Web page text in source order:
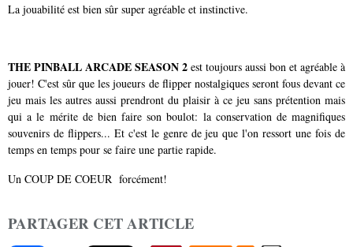
La jouabilité est bien sûr super agréable et instinctive.
THE PINBALL ARCADE SEASON 2 est toujours aussi bon et agréable à
jouer! C'est sûr que les joueurs de flipper nostalgiques seront fous devant ce
jeu mais les autres aussi prendront du plaisir à ce jeu sans prétention mais
qui a le mérite de bien faire son boulot: la conservation de magnifiques
souvenirs de flippers... Et c'est le genre de jeu que l'on ressort une fois de
temps en temps pour se faire une partie rapide.
Un COUP DE COEUR forcément!
PARTAGER CET ARTICLE